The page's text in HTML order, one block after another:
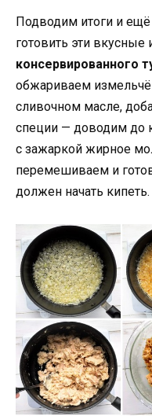
Подводим итоги и
готовить эти
консервированного
обжариваем
сливочном масле,
специи — доводим до
с зажаркой жирное
перемешиваем и
должен начать кипеть.